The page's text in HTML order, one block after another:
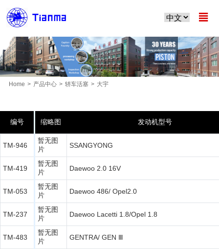

Home > 产品中心 > 轿车活塞 > 大宇
编号 缩略图 发动机型号
TM-946
暂无图
片
SSANGYONG
TM-419
暂无图
片
Daewoo 2.0 16V
TM-053
暂无图
片
Daewoo 486/ Opel2.0
TM-237
暂无图
片
Daewoo Lacetti 1.8/Opel 1.8
TM-483
暂无图
片
GENTRA/ GEN Ⅲ